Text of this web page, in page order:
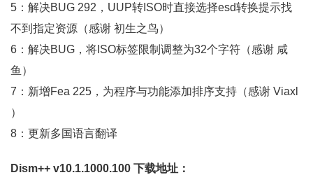
5：解决BUG 292，UUP转ISO时直接选择esd转换提示找
不到指定资源（感谢 初生之鸟）
6：解决BUG，将ISO标签限制调整为32个字符（感谢 咸
鱼）
7：新增Fea 225，为程序与功能添加排序支持（感谢 Viaxl
）
8：更新多国语言翻译
Dism++ v10.1.1000.100 下载地址：